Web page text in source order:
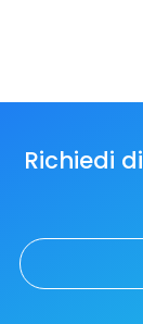
Richiedi